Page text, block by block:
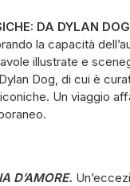
DA DYLAN
la capacità
illustrate e
Dog, di cui è
Un viaggio
D’AMORE.